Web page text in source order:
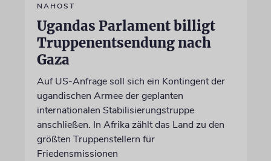
NAHOST
Ugandas Parlament billigt
Truppenentsendung nach
Gaza
Auf US-Anfrage soll sich ein Kontingent der
ugandischen Armee der geplanten
internationalen Stabilisierungstruppe
anschließen. In Afrika zählt das Land zu den
größten Truppenstellern für
Friedensmissionen